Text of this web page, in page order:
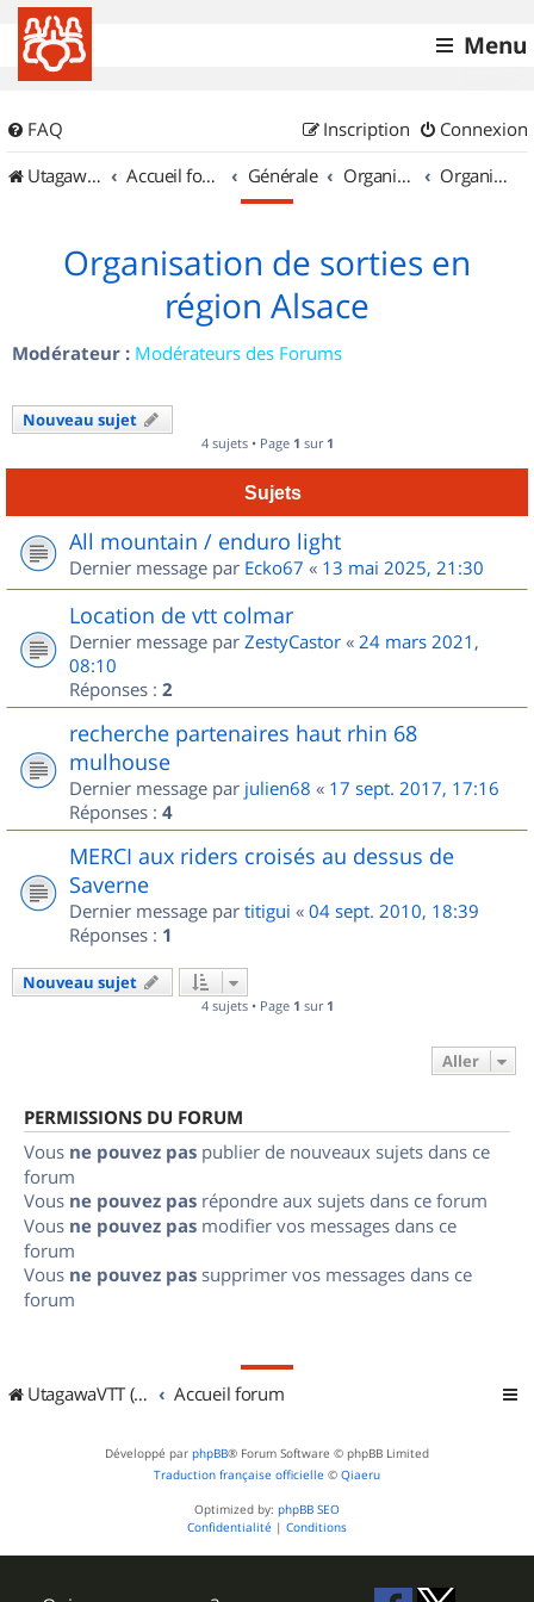
Menu
FAQ Connexion
Inscription
UtagawaVTT (Randos VTT et VTTAE avec traces GPS)
Accueil forum Générale Organisation de sorties & Recherche de partenaires Organisation de sorties en région Alsace
Organisation de sorties en
région Alsace
Modérateur : Modérateurs des Forums
Nouveau sujet
4 sujets • Page 1 sur 1
Sujets
All mountain / enduro light
Dernier message par Ecko67 « 13 mai 2025, 21:30
Location de vtt colmar
Dernier message par ZestyCastor « 24 mars 2021,
08:10
Réponses : 2
recherche partenaires haut rhin 68
mulhouse
Dernier message par julien68 « 17 sept. 2017, 17:16
Réponses : 4
MERCI aux riders croisés au dessus de
Saverne
Dernier message par titigui « 04 sept. 2010, 18:39
Réponses : 1
Nouveau sujet
4 sujets • Page 1 sur 1
Aller
PERMISSIONS DU FORUM
Vous ne pouvez pas publier de nouveaux sujets dans ce
forum
Vous ne pouvez pas répondre aux sujets dans ce forum
Vous ne pouvez pas modifier vos messages dans ce
forum
Vous ne pouvez pas supprimer vos messages dans ce
forum
UtagawaVTT (Randos VTT et VTTAE avec traces GPS) Accueil forum
Développé par phpBB® Forum Software © phpBB Limited
Traduction française officielle © Qiaeru
Optimized by: phpBB SEO
Confidentialité | Conditions